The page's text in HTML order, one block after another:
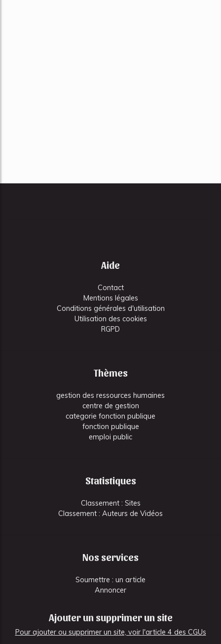
Aide
Contact
Mentions légales
Conditions générales d'utilisation
Utilisation des cookies
RGPD
Thèmes
gestion des ressources humaines
centre de gestion
categorie fonction publique
fonction publique
emploi public
Statistiques
Classement : Sites
Classement : Auteurs de Vidéos
Nos services
Soumettre : un article
Annoncer
Ajouter un supprimer un site
Pour ajouter ou supprimer un site, voir l'article 4 des CGUs